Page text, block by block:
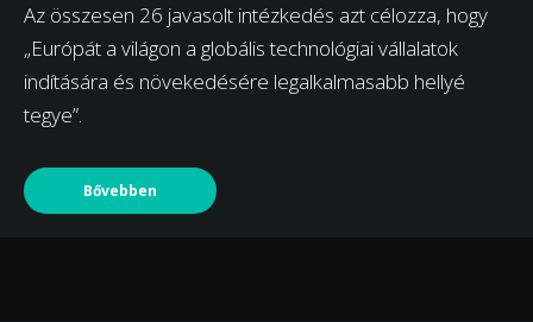
Az összesen 26 javasolt intézkedés azt célozza, hogy
„Európát a világon a globális technológiai vállalatok
indítására és növekedésére legalkalmasabb hellyé
tegye”.
Bővebben